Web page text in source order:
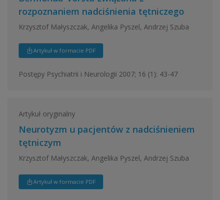
rozpoznaniem nadciśnienia tętniczego
Krzysztof Małyszczak, Angelika Pyszel, Andrzej Szuba
Artykuł w formacie PDF
Postępy Psychiatrii i Neurologii 2007; 16 (1): 43-47
Artykuł oryginalny
Neurotyzm u pacjentów z nadciśnieniem
tętniczym
Krzysztof Małyszczak, Angelika Pyszel, Andrzej Szuba
Artykuł w formacie PDF